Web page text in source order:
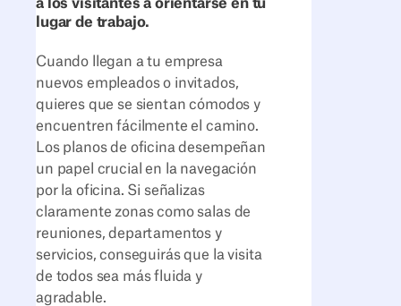
a los visitantes a orientarse en tu
lugar de trabajo.
Cuando llegan a tu empresa
nuevos empleados o invitados,
quieres que se sientan cómodos y
encuentren fácilmente el camino.
Los planos de oficina desempeñan
un papel crucial en la navegación
por la oficina. Si señalizas
claramente zonas como salas de
reuniones, departamentos y
servicios, conseguirás que la visita
de todos sea más fluida y
agradable.